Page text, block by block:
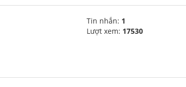
Tin nhắn: 1
Lượt xem: 17530